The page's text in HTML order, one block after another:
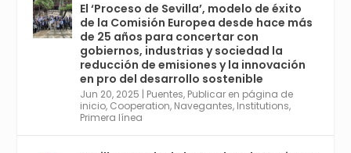
Avata
r
Sevilla World @worldsevilla ·
21 May 2024
Conoce a @mvbim, la empresa sevillana
que ha sido pionera en España en el uso de
la tecnología BIM para digitalizar e
industrializar la arquitectura y la
construcción. Ver su dimensión
internacional en el reportaje de
El ‘Proceso de Sevilla’, modelo de éxito
de la Comisión Europea desde hace más
de 25 años para concertar con
gobiernos, industrias y sociedad la
reducción de emisiones y la innovación
en pro del desarrollo sostenible
Jun 20, 2025 | Puentes, Publicar en página de
inicio, Cooperation, Navegantes, Institutions,
Primera línea